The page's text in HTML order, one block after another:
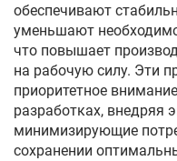
обеспечивают
уменьшают
что повышает
на рабочую силу. Эти
приоритетное
разработках, внедряя
минимизирующие
сохранении